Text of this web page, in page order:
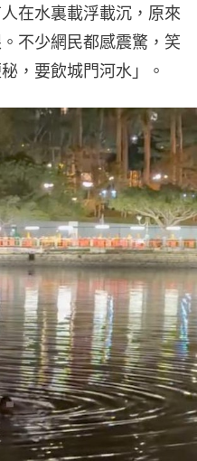
在水裏載浮載沉，原來
不少網民都感震驚，笑
，要飲城門河水」。